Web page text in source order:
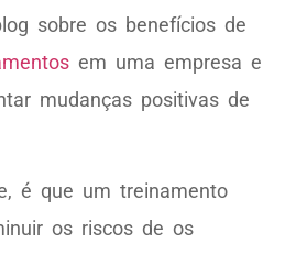
sobre os benefícios de
em uma empresa e
mudanças positivas de
é que um treinamento
os riscos de os